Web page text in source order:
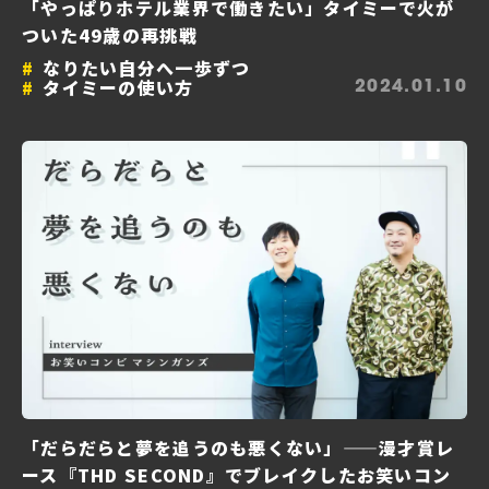
「やっぱりホテル業界で働きたい」タイミーで火が
ついた49歳の再挑戦
なりたい自分へ一歩ずつ
タイミーの使い方 2024.01.10
「だらだらと夢を追うのも悪くない」——漫才賞レ
ース『THD SECOND』でブレイクしたお笑いコン